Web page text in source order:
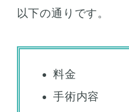
以下の通りです。
料金
手術内容